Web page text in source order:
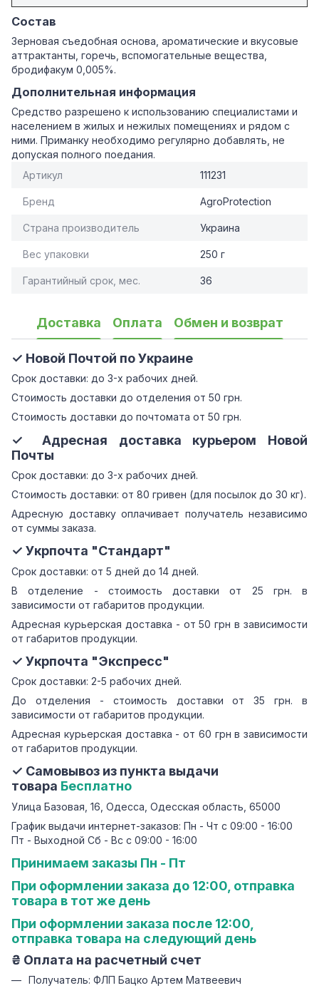
Состав
Зерновая съедобная основа, ароматические и вкусовые
аттрактанты, горечь, вспомогательные вещества,
бродифакум 0,005%.
Дополнительная информация
Средство разрешено к использованию специалистами и
населением в жилых и нежилых помещениях и рядом с
ними. Приманку необходимо регулярно добавлять, не
допуская полного поедания.
Артикул
111231
Бренд AgroProtection
Страна производитель Украина
Вес упаковки 250 г
Гарантийный срок, мес. 36
Доставка Оплата Обмен и возврат
✓ Новой Почтой по Украине
Срок доставки: до 3-х рабочих дней.
Стоимость доставки до отделения от 50 грн.
Стоимость доставки до почтомата от 50 грн.
✓ Адресная доставка курьером Новой
Почты
Срок доставки: до 3-х рабочих дней.
Стоимость доставки: от 80 гривен (для посылок до 30 кг).
Адресную доставку оплачивает получатель независимо
от суммы заказа.
✓ Укрпочта "Стандарт"
Срок доставки: от 5 дней до 14 дней.
В отделение - стоимость доставки от 25 грн. в
зависимости от габаритов продукции.
Адресная курьерская доставка - от 50 грн в зависимости
от габаритов продукции.
✓ Укрпочта "Экспресс"
Срок доставки: 2-5 рабочих дней.
До отделения - стоимость доставки от 35 грн. в
зависимости от габаритов продукции.
Адресная курьерская доставка - от 60 грн в зависимости
от габаритов продукции.
✓ Самовывоз из пункта выдачи
товара Бесплатно
Улица Базовая, 16, Одесса, Одесская область, 65000
График выдачи интернет-заказов: Пн - Чт с 09:00 - 16:00
Пт - Выходной Сб - Вс с 09:00 - 16:00
Принимаем заказы Пн - Пт
При оформлении заказа до 12:00, отправка
товара в тот же день
При оформлении заказа после 12:00,
отправка товара на следующий день
₴ Оплата на расчетный счет
Получатель: ФЛП Бацко Артем Матвеевич